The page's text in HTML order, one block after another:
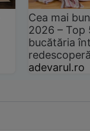
Cea mai
2026 –
bucătăria
adevarul.ro